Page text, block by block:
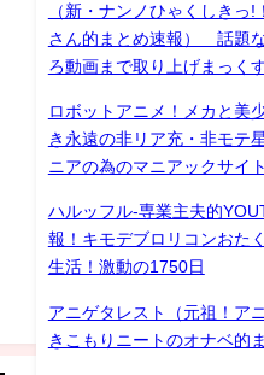
（新・ナンノひゃくしきっ!
さん的まとめ速報） 話題な
ろ動画まで取り上げまっく
ロボットアニメ！メカと美
き永遠の非リア充・非モテ
ニアの為のマニアックサイト
ハルッフル-専業主夫的
報！キモデブロリコンおた
生活！激動の1750日
アニゲタレスト（元祖！ア
きこもりニートのオナベ的